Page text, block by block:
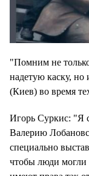
"Помним не
надетую каску,
(Киев) во время
Игорь Суркиc: "Я
Валерию
специально
чтобы люди могли